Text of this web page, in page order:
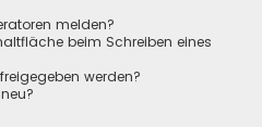
melden?
beim Schreiben eines
werden?